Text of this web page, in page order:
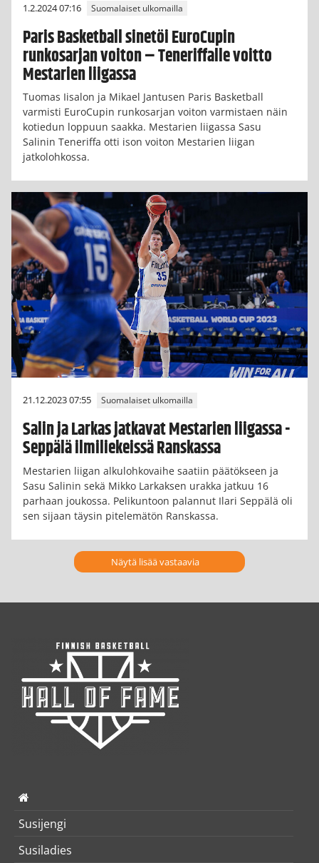
1.2.2024 07:16 Suomalaiset ulkomailla
Paris Basketball sinetöi EuroCupin
runkosarjan voiton – Teneriffalle voitto
Mestarien liigassa
Tuomas Iisalon ja Mikael Jantusen Paris Basketball
varmisti EuroCupin runkosarjan voiton varmistaen näin
kotiedun loppuun saakka. Mestarien liigassa Sasu
Salinin Teneriffa otti ison voiton Mestarien liigan
jatkolohkossa.
21.12.2023 07:55 Suomalaiset ulkomailla
Salin ja Larkas jatkavat Mestarien liigassa -
Seppälä ilmiliekeissä Ranskassa
Mestarien liigan alkulohkovaihe saatiin päätökseen ja
Sasu Salinin sekä Mikko Larkaksen urakka jatkuu 16
parhaan joukossa. Pelikuntoon palannut Ilari Seppälä oli
sen sijaan täysin pitelemätön Ranskassa.
Näytä lisää vastaavia
Susijengi
Susiladies